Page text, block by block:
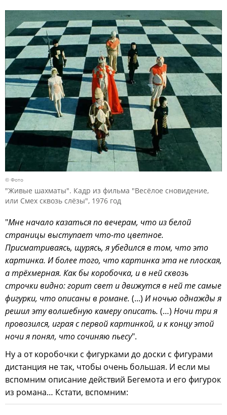
© Фото
"Живые шахматы". Кадр из фильма "Весёлое сновидение,
или Смех сквозь слёзы", 1976 год
"Мне начало казаться по вечерам, что из белой
страницы выступает что-то цветное.
Присматриваясь, щурясь, я убедился в том, что это
картинка. И более того, что картинка эта не плоская,
а трёхмерная. Как бы коробочка, и в ней сквозь
строчки видно: горит свет и движутся в ней те самые
фигурки, что описаны в романе. (...) И ночью однажды я
решил эту волшебную камеру описать. (…) Ночи три я
провозился, играя с первой картинкой, и к концу этой
ночи я понял, что сочиняю пьесу".
Ну а от коробочки с фигурками до доски с фигурами
дистанция не так, чтобы очень большая. И если мы
вспомним описание действий Бегемота и его фигурок
из романа… Кстати, вспомним: